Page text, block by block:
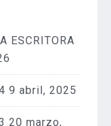
ESCRITORA
9 abril, 2025
20 marzo,